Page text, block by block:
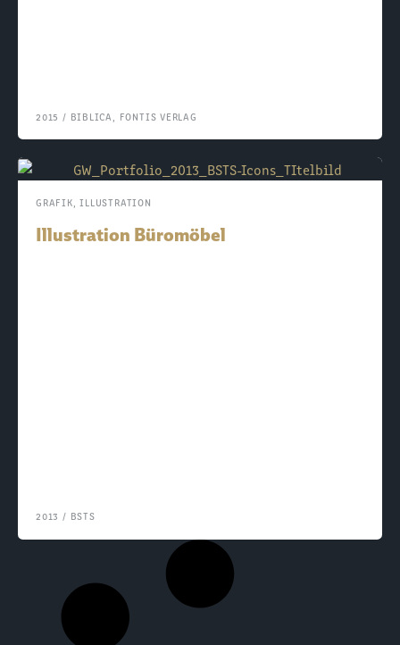
2015 / BIBLICA FONTIS VERLAG
GRAFIK,ILLUSTRATION
Illustration Büromöbel
2013 / BSTS